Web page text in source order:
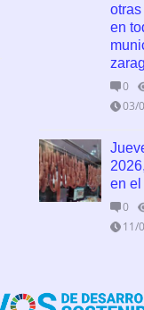
en
0
03/
en el
0
11/